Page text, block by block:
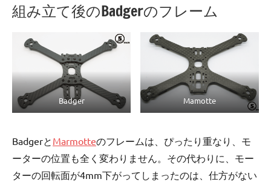
組み立て後のBadgerのフレーム
Badger Mamotte
Badgerと Marmotteのフレームは、ぴったり重なり、モ
ーターの位置も全く変わりません。その代わりに、モー
ターの回転面が4mm下がってしまったのは、仕方がない